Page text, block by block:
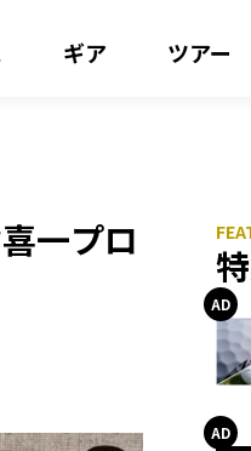
ギア ツアー
一プロ